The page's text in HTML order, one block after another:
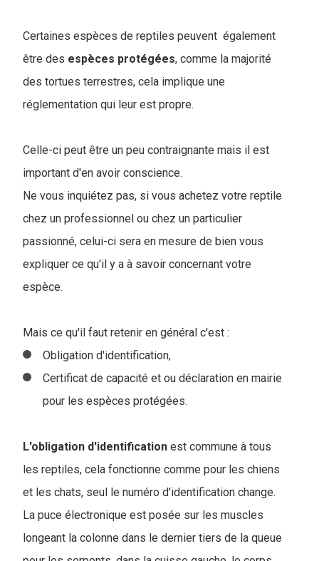
Certaines espèces de reptiles peuvent également
être des espèces protégées, comme la majorité
des tortues terrestres, cela implique une
réglementation qui leur est propre.
Celle-ci peut être un peu contraignante mais il est
important d'en avoir conscience.
Ne vous inquiétez pas, si vous achetez votre reptile
chez un professionnel ou chez un particulier
passionné, celui-ci sera en mesure de bien vous
expliquer ce qu'il y a à savoir concernant votre
espèce.
Mais ce qu'il faut retenir en général c'est :
Obligation d'identification,
Certificat de capacité et ou déclaration en mairie
pour les espèces protégées.
L'obligation d'identification est commune à tous
les reptiles, cela fonctionne comme pour les chiens
et les chats, seul le numéro d'identification change.
La puce électronique est posée sur les muscles
longeant la colonne dans le dernier tiers de la queue